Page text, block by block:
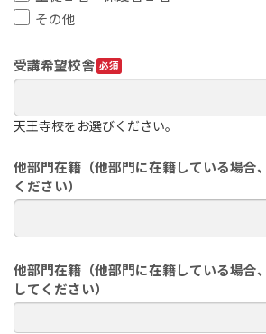
その他
受講希望校舎
天王寺校をお選びください。
他部門在籍（他部門に在籍している場合
ください）
他部門在籍（他部門に在籍している場合
してください）